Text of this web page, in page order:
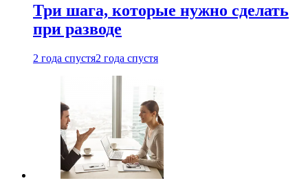
Три шага, которые нужно сделать
при разводе
2 года спустя2 года спустя